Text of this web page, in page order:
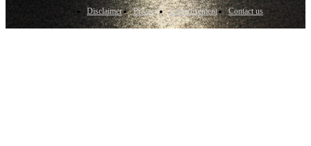
Disclaimer Privacy Advertisement Contact us